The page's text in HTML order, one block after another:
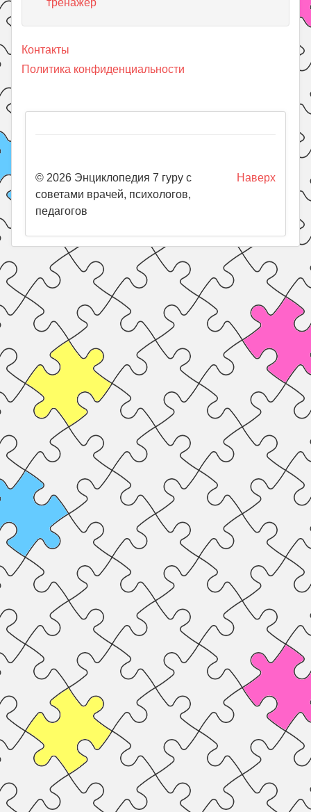
тренажер
Контакты
Политика конфиденциальности
Наверх
© 2026 Энциклопедия 7 гуру с
советами врачей, психологов,
педагогов